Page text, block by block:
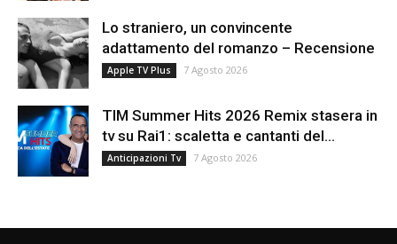
Lo straniero, un convincente
adattamento del romanzo – Recensione
Apple TV Plus 7 Agosto 2026
TIM Summer Hits 2026 Remix stasera in
tv su Rai1: scaletta e cantanti del...
Anticipazioni Tv 7 Agosto 2026